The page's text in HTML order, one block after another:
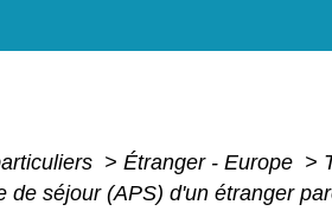
> Étranger - Europe >
de séjour (APS) d'un étranger